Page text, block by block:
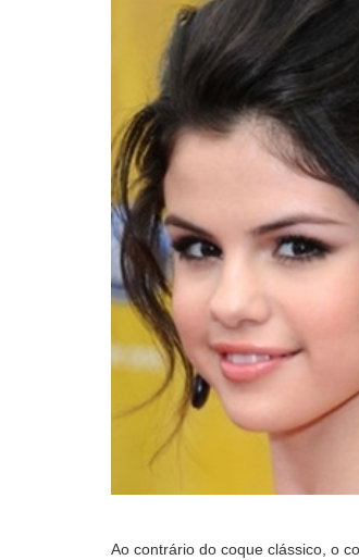
Ao contrário do coque clássico, o